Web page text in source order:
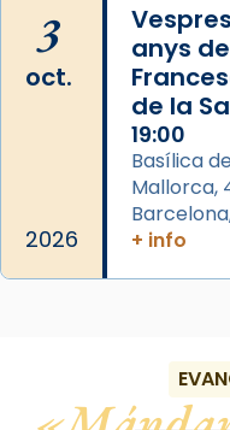
3
oct.
2026
anys
de la
19:00
Basílica
Mallorca,
+ info